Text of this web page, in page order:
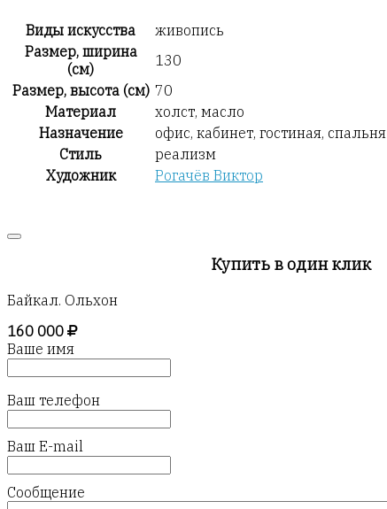
Виды искусства
живопись
Размер, ширина
(см)
130
Размер, высота (см) 70
Материал
холст, масло
Назначение
офис, кабинет, гостиная, спальня
Стиль
реализм
Художник
Рогачёв Виктор
Купить в один клик
Байкал. Ольхон
160 000
Ваше имя
Ваш телефон
Ваш E-mail
Сообщение